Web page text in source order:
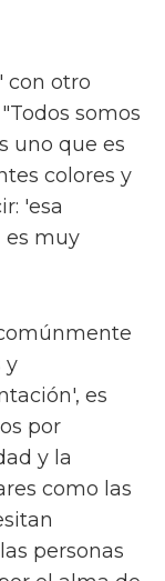
el escenario
describe
pero
y crecer